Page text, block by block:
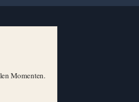
Momenten.